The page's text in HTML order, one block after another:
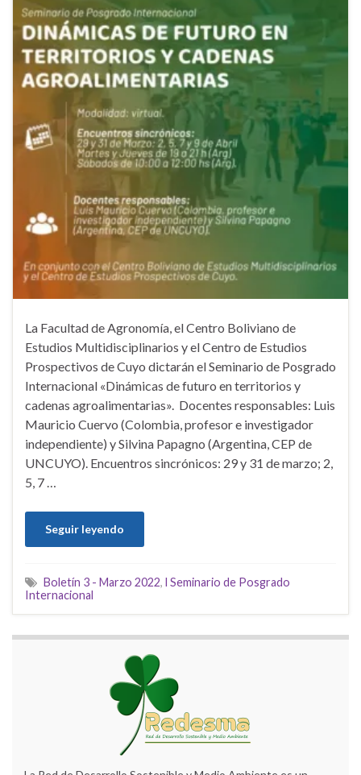
La Facultad de Agronomía, el Centro Boliviano de
Estudios Multidisciplinarios y el Centro de Estudios
Prospectivos de Cuyo dictarán el Seminario de Posgrado
Internacional «Dinámicas de futuro en territorios y
cadenas agroalimentarias». Docentes responsables: Luis
Mauricio Cuervo (Colombia, profesor e investigador
independiente) y Silvina Papagno (Argentina, CEP de
UNCUYO). Encuentros sincrónicos: 29 y 31 de marzo; 2,
5, 7 …
Seguir leyendo
Boletín 3 - Marzo 2022, l Seminario de Posgrado
Internacional